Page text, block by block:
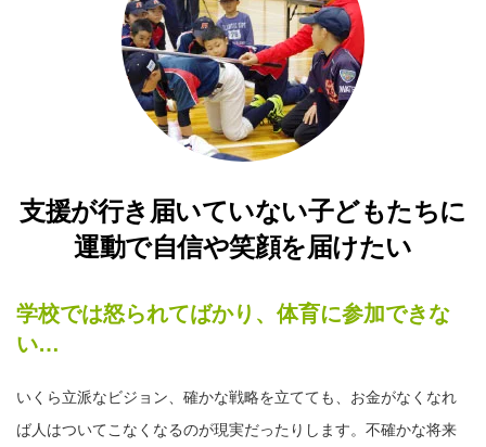
支援が行き届いていない子どもたちに
運動で自信や笑顔を届けたい
学校では怒られてばかり、体育に参加できな
い…
いくら立派なビジョン、確かな戦略を立てても、お金がなくなれ
ば人はついてこなくなるのが現実だったりします。不確かな将来